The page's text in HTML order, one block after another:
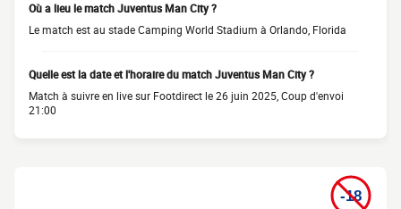
Où a lieu le match Juventus Man City ?
Le match est au stade Camping World Stadium à Orlando, Florida
Quelle est la date et l'horaire du match Juventus Man City ?
Match à suivre en live sur Footdirect le 26 juin 2025, Coup d'envoi
21:00